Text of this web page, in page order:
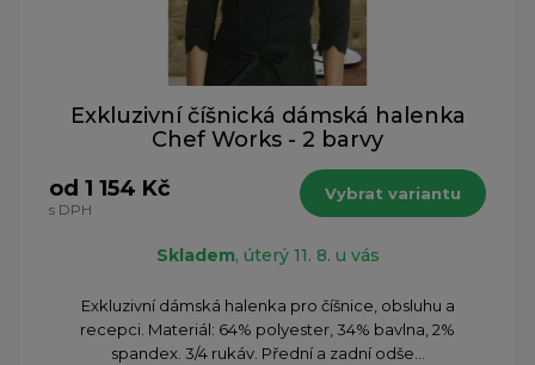
Exkluzivní číšnická dámská halenka
Chef Works - 2 barvy
od 1 154 Kč
s DPH
Vybrat variantu
Skladem, úterý 11. 8. u vás
Exkluzivní dámská halenka pro číšnice, obsluhu a
recepci. Materiál: 64% polyester, 34% bavlna, 2%
spandex. 3/4 rukáv. Přední a zadní odše...